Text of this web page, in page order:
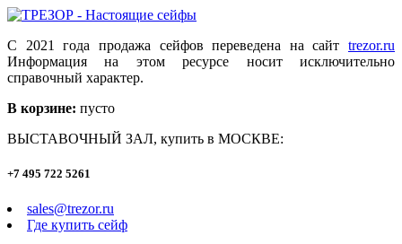
С 2021 года продажа сейфов переведена на сайт trezor.ru
Информация на этом ресурсе носит исключительно
справочный характер.
В корзине: пусто
ВЫСТАВОЧНЫЙ ЗАЛ, купить в МОСКВЕ:
+7 495 722 5261
sales@trezor.ru
Где купить сейф